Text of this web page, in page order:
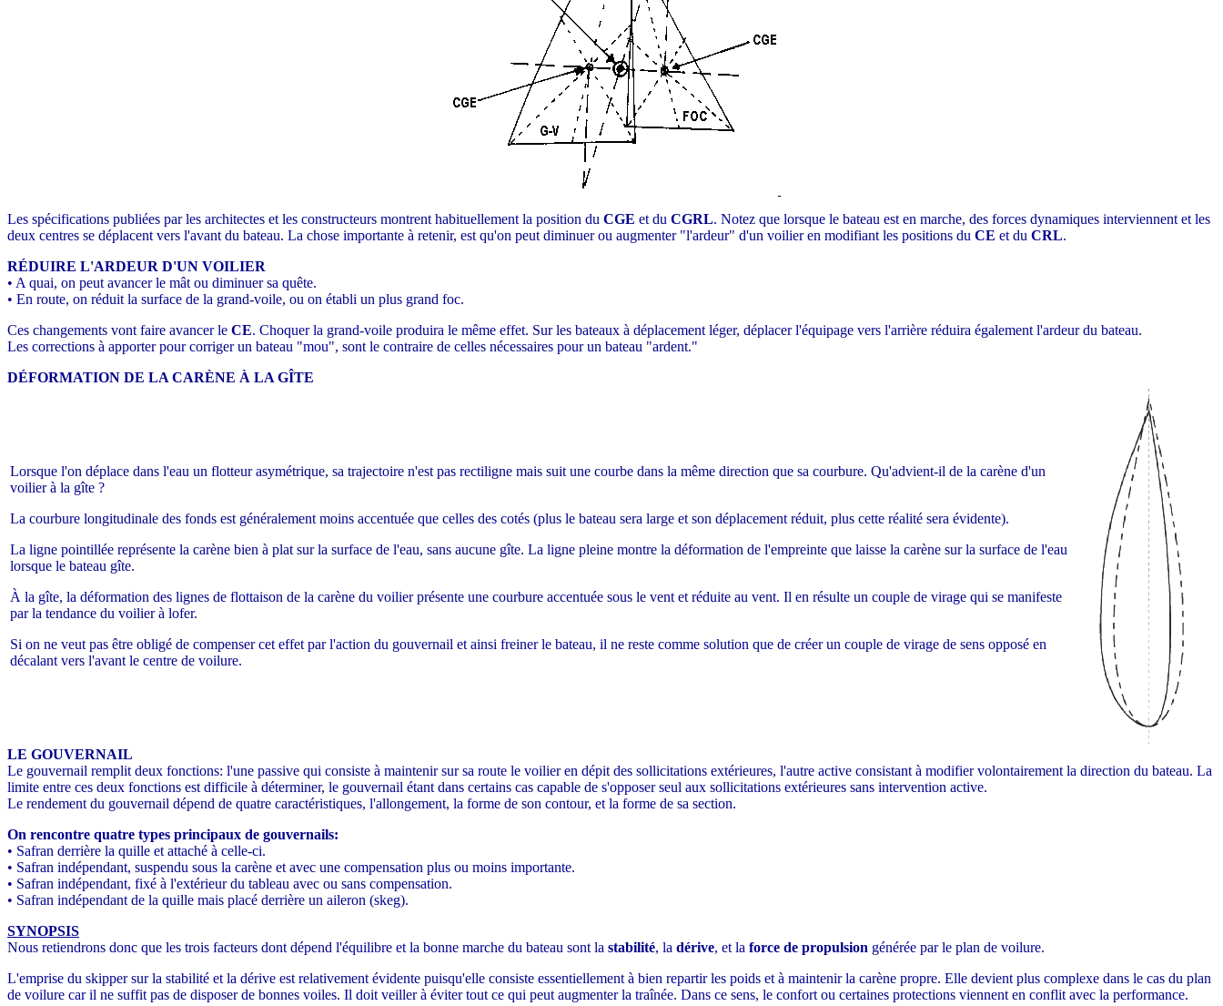
Les spécifications publiées par les architectes et les constructeurs montrent habituellement la position du CGE et du CGRL. Notez que lorsque le bateau est en marche, des forces dynamiques interviennent et les
deux centres se déplacent vers l'avant du bateau. La chose importante à retenir, est qu'on peut diminuer ou augmenter "l'ardeur" d'un voilier en modifiant les positions du CE et du CRL.
RÉDUIRE L'ARDEUR D'UN VOILIER
• A quai, on peut avancer le mât ou diminuer sa quête.
• En route, on réduit la surface de la grand-voile, ou on établi un plus grand foc.
Ces changements vont faire avancer le CE. Choquer la grand-voile produira le même effet. Sur les bateaux à déplacement léger, déplacer l'équipage vers l'arrière réduira également l'ardeur du bateau.
Les corrections à apporter pour corriger un bateau "mou", sont le contraire de celles nécessaires pour un bateau "ardent."
DÉFORMATION DE LA CARÈNE À LA GÎTE
Lorsque l'on déplace dans l'eau un flotteur asymétrique, sa trajectoire n'est pas rectiligne mais suit une courbe dans la même direction que sa courbure. Qu'advient-il de la carène d'un
voilier à la gîte ?
La courbure longitudinale des fonds est généralement moins accentuée que celles des cotés (plus le bateau sera large et son déplacement réduit, plus cette réalité sera évidente).
La ligne pointillée représente la carène bien à plat sur la surface de l'eau, sans aucune gîte. La ligne pleine montre la déformation de l'empreinte que laisse la carène sur la surface de l'eau
lorsque le bateau gîte.
À la gîte, la déformation des lignes de flottaison de la carène du voilier présente une courbure accentuée sous le vent et réduite au vent. Il en résulte un couple de virage qui se manifeste
par la tendance du voilier à lofer.
Si on ne veut pas être obligé de compenser cet effet par l'action du gouvernail et ainsi freiner le bateau, il ne reste comme solution que de créer un couple de virage de sens opposé en
décalant vers l'avant le centre de voilure.
LE GOUVERNAIL
Le gouvernail remplit deux fonctions: l'une passive qui consiste à maintenir sur sa route le voilier en dépit des sollicitations extérieures, l'autre active consistant à modifier volontairement la direction du bateau. La
limite entre ces deux fonctions est difficile à déterminer, le gouvernail étant dans certains cas capable de s'opposer seul aux sollicitations extérieures sans intervention active.
Le rendement du gouvernail dépend de quatre caractéristiques, l'allongement, la forme de son contour, et la forme de sa section.
On rencontre quatre types principaux de gouvernails:
• Safran derrière la quille et attaché à celle-ci.
• Safran indépendant, suspendu sous la carène et avec une compensation plus ou moins importante.
• Safran indépendant, fixé à l'extérieur du tableau avec ou sans compensation.
• Safran indépendant de la quille mais placé derrière un aileron (skeg).
SYNOPSIS
Nous retiendrons donc que les trois facteurs dont dépend l'équilibre et la bonne marche du bateau sont la stabilité, la dérive, et la force de propulsion générée par le plan de voilure.
L'emprise du skipper sur la stabilité et la dérive est relativement évidente puisqu'elle consiste essentiellement à bien repartir les poids et à maintenir la carène propre. Elle devient plus complexe dans le cas du plan
de voilure car il ne suffit pas de disposer de bonnes voiles. Il doit veiller à éviter tout ce qui peut augmenter la traînée. Dans ce sens, le confort ou certaines protections viennent en conflit avec la performance.